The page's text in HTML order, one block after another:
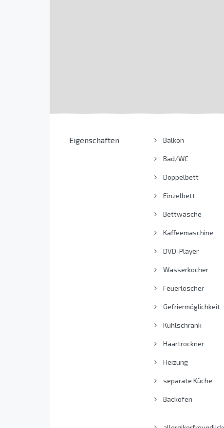
Eigenschaften Balkon
Bad/WC
Doppelbett
Einzelbett
Bettwäsche
Kaffeemaschine
DVD-Player
Wasserkocher
Feuerlöscher
Gefriermöglichkeit
Kühlschrank
Haartrockner
Heizung
separate Küche
Backofen